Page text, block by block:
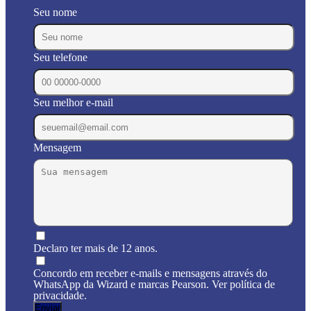
Seu nome
Seu telefone
Seu melhor e-mail
Mensagem
Declaro ter mais de 12 anos.
Concordo em receber e-mails e mensagens através do
WhatsApp da Wizard e marcas Pearson. Ver política de
privacidade.